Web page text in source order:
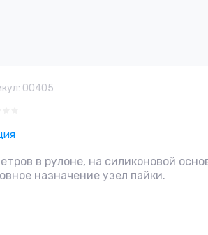
00405
в рулоне, на силиконовой
назначение узел пайки.